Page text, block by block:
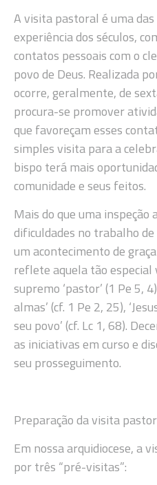
A visita pastoral é uma
experiência dos séculos,
contatos pessoais com o
povo de Deus. Realizada
ocorre, geralmente, de
procura-se promover
que favoreçam esses
simples visita para a
bispo terá mais
comunidade e seus feitos.
Mais do que uma inspeção
dificuldades no trabalho
um acontecimento de
reflete aquela tão especial
supremo ‘pastor’ (1 Pe 5,
almas’ (cf. 1 Pe 2, 25),
seu povo’ (cf. Lc 1, 68).
as iniciativas em curso e
seu prosseguimento.
Preparação da visita
Em nossa arquidiocese, a
por três “pré-visitas”: